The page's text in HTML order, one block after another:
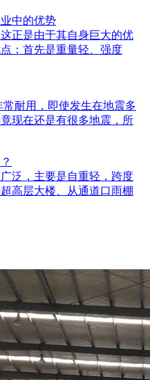
中的优势
正是由于其自身巨大的优
：首先是重量轻、强度
耐用，即使发生在地震多
现在还是有很多地震，所
泛，主要是自重轻，跨度
高层大楼、从通道口雨棚